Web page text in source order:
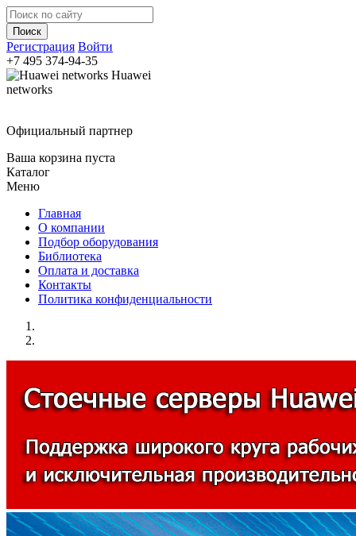
Регистрация Войти
+7 495 374-94-35
Huawei
networks
Официальный партнер
Ваша корзина пуста
Каталог
Меню
Главная
О компании
Подбор оборудования
Библиотека
Оплата и доставка
Контакты
Политика конфиденциальности